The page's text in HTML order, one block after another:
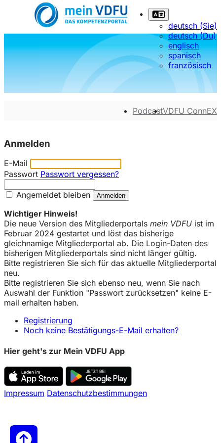
deutsch (Sie)
deutsch (Du)
englisch
spanisch
französisch
PodcastVDFU ConnEX
Anmelden
E-Mail
Passwort Passwort vergessen?
Angemeldet bleiben
Wichtiger Hinweis!
Die neue Version des Mitgliederportals mein VDFU ist im
Februar 2024 gestartet und löst das bisherige
gleichnamige Mitgliederportal ab. Die Login-Daten des
bisherigen Mitgliederportals sind nicht länger gültig.
Bitte registrieren Sie sich für das aktuelle Mitgliederportal
neu.
Bitte registrieren Sie sich ebenso neu, wenn Sie nach
Auswahl der Funktion "Passwort zurücksetzen" keine E-
mail erhalten haben.
Registrierung
Noch keine Bestätigungs-E-Mail erhalten?
Hier geht's zur Mein VDFU App
Impressum Datenschutzbestimmungen